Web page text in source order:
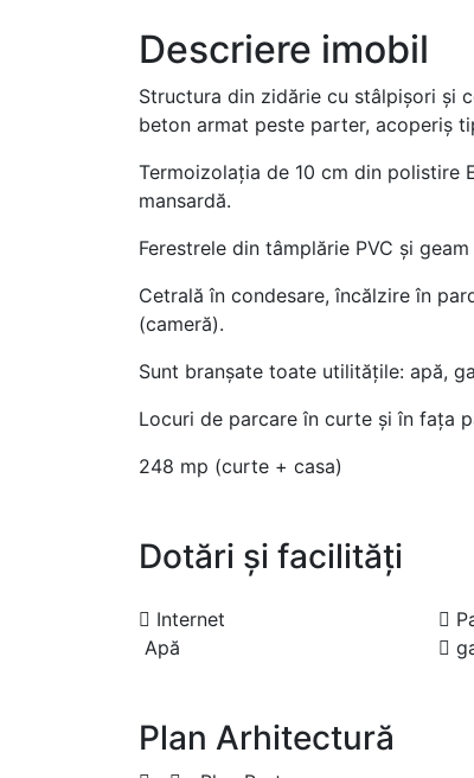
Descriere imobil
Structura din zidărie cu stâlpișori și
beton armat peste parter, acoperiș
Termoizolația de 10 cm din polistire
mansardă.
Ferestrele din tâmplărie PVC și
Cetrală în condesare, încălzire în
(cameră).
Sunt branșate toate utilitățile: apă,
Locuri de parcare în curte și în fața
248 mp (curte + casa)
Dotări și facilități
Internet
Apă
Plan Arhitectură